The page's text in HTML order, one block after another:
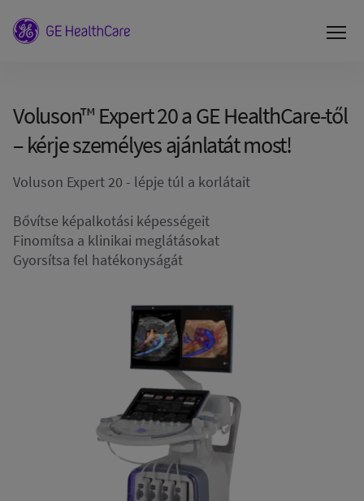
Voluson™ Expert 20 a GE HealthCare-től
– kérje személyes ajánlatát most!
Voluson Expert 20 - lépje túl a korlátait
Bővítse képalkotási képességeit
Finomítsa a klinikai meglátásokat
Gyorsítsa fel hatékonyságát